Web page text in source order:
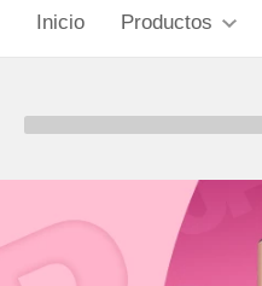
Inicio Productos